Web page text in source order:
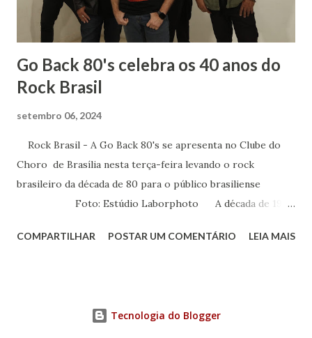
no Fundamental, no Médio e na Faculdade mas um do
terceiro ano dividia comigo um amor: a mús...
Go Back 80's celebra os 40 anos do
Rock Brasil
setembro 06, 2024
Rock Brasil - A Go Back 80's se apresenta no Clube do
Choro de Brasília nesta terça-feira levando o rock
brasileiro da década de 80 para o público brasiliense
Foto: Estúdio Laborphoto A década de 1980
período que surgiram as bandas de rock que fizeram
cantos. Nessa terça-feira, 10 de setembro, às 20 horas, a
COMPARTILHAR POSTAR UM COMENTÁRIO LEIA MAIS
Tecnologia do Blogger